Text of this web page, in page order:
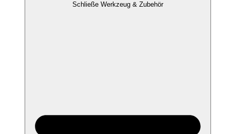
Schließe Werkzeug & Zubehör